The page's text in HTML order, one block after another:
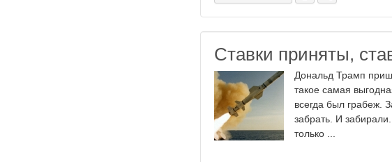
Ставки приняты,
Дональд Трамп
такое самая
всегда был грабеж.
забрать. И
только ...